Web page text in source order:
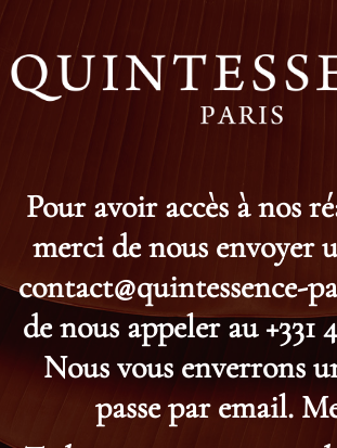
Pour avoir accès à nos
merci de nous envoyer
contact@quintessence-
de nous appeler au +331
Nous vous enverrons
passe par email.